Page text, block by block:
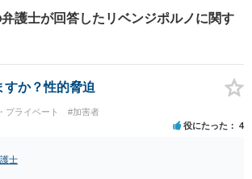
護士が回答したリベンジポルノに関す
すか？性的脅迫
プライベート #加害者
役にたった 4
士